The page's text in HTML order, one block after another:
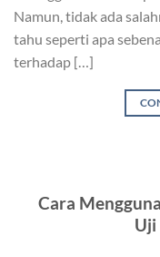
Namun, tidak ada
tahu seperti apa
terhadap […]
Cara
Uji